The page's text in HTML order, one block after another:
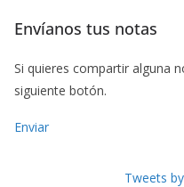
Envíanos tus notas
Si quieres compartir alguna
siguiente botón.
Enviar
Tweets